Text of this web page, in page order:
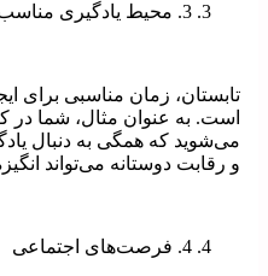
3. محیط یادگیری مناسب
تابستان، زمان مناسبی برای
است. به عنوان مثال، شما در
می‌شوید که همگی به دنبال
و رقابت دوستانه می‌تواند
4. فرصت‌های اجتماعی